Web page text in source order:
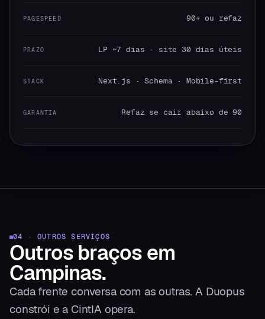
PAGESPEED 90+ ou refaz
PRAZO LP ~7 dias · site 30 dias úteis
STACK Next.js · Schema · Mobile-first
GARANTIA Refaz se cair abaixo de 90
04 · OUTROS SERVIÇOS
Outros braços em
Campinas.
Cada frente conversa com as outras. A Duopus
constrói e a CintIA opera.